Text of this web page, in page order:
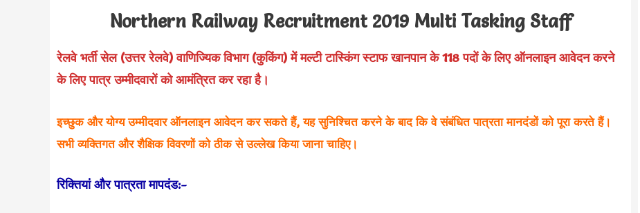
Northern Railway Recruitment 2019 Multi Tasking Staff
रेलवे भर्ती सेल (उत्तर रेलवे) वाणिज्यिक विभाग (कुकिंग) में मल्टी टास्किंग स्टाफ खानपान के 118 पदों के लिए ऑनलाइन आवेदन करने
के लिए पात्र उम्मीदवारों को आमंत्रित कर रहा है।
इच्छुक और योग्य उम्मीदवार ऑनलाइन आवेदन कर सकते हैं, यह सुनिश्चित करने के बाद कि वे संबंधित पात्रता मानदंडों को पूरा करते हैं।
सभी व्यक्तिगत और शैक्षिक विवरणों को ठीक से उल्लेख किया जाना चाहिए।
रिक्तियां और पात्रता मापदंड:-